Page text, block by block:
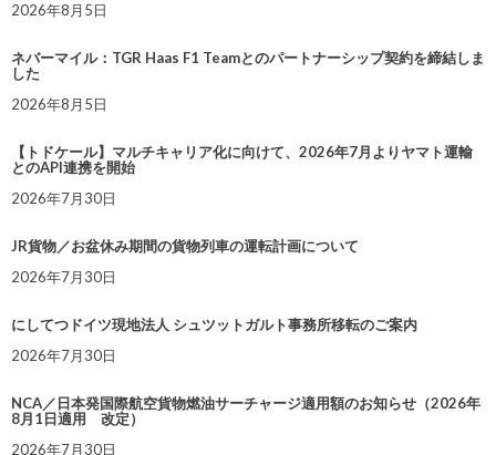
2026年8月5日
ネバーマイル：TGR Haas F1 Teamとのパートナーシップ契約を締結しま
した
2026年8月5日
【トドケール】マルチキャリア化に向けて、2026年7月よりヤマト運輸
とのAPI連携を開始
2026年7月30日
JR貨物／お盆休み期間の貨物列車の運転計画について
2026年7月30日
にしてつドイツ現地法人 シュツットガルト事務所移転のご案内
2026年7月30日
NCA／日本発国際航空貨物燃油サーチャージ適用額のお知らせ（2026年
8月1日適用 改定）
2026年7月30日